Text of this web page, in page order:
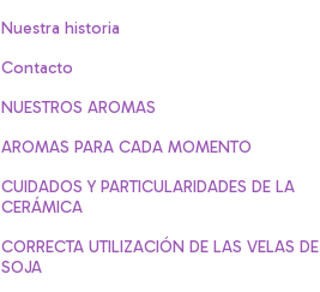
Nuestra historia
Contacto
NUESTROS AROMAS
AROMAS PARA CADA MOMENTO
CUIDADOS Y PARTICULARIDADES DE LA
CERÁMICA
CORRECTA UTILIZACIÓN DE LAS VELAS DE
SOJA